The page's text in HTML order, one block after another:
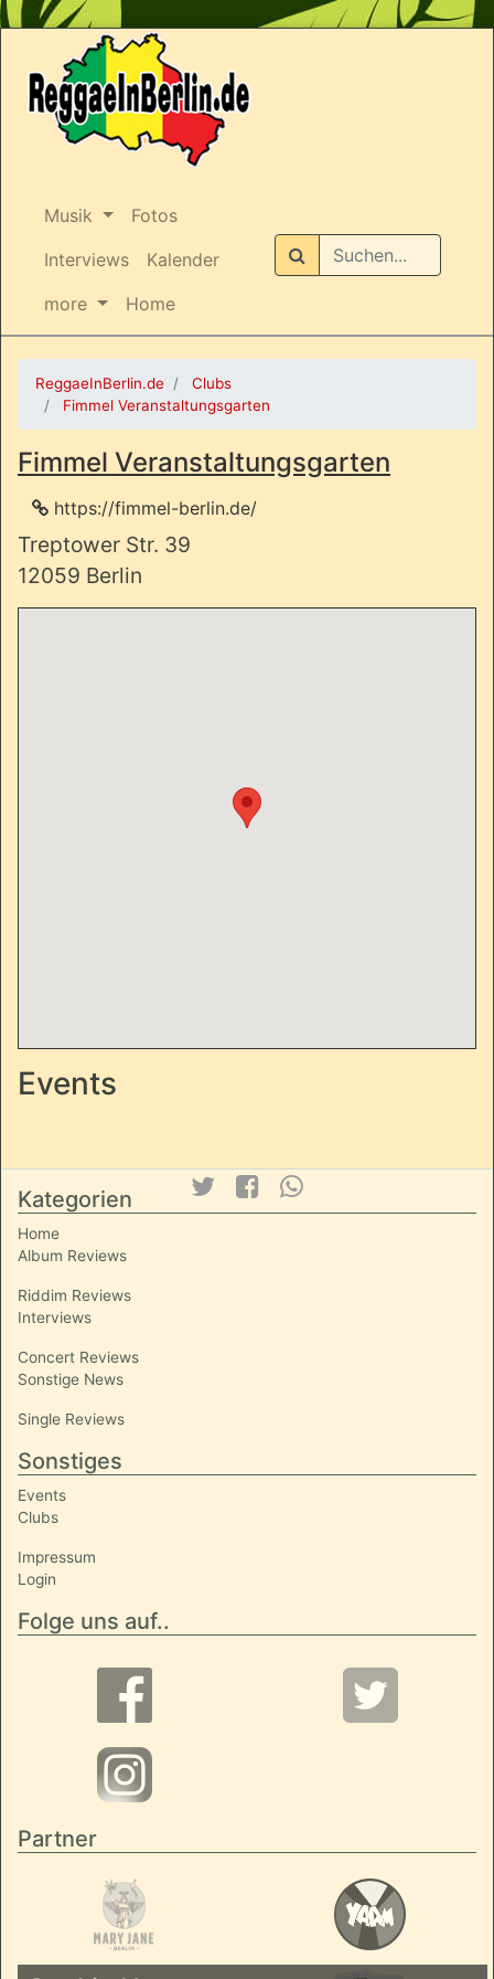
Musik
Fotos
Interviews
Kalender
more
Home
Suchen
ReggaeInBerlin.de
Clubs
Fimmel Veranstaltungsgarten
Fimmel Veranstaltungsgarten
https://fimmel-berlin.de/
Treptower Str. 39
12059 Berlin
Events
Kategorien
Home
Album Reviews
Riddim Reviews
Interviews
Concert Reviews
Sonstige News
Single Reviews
Sonstiges
Events
Clubs
Impressum
Login
Folge uns auf..
Partner